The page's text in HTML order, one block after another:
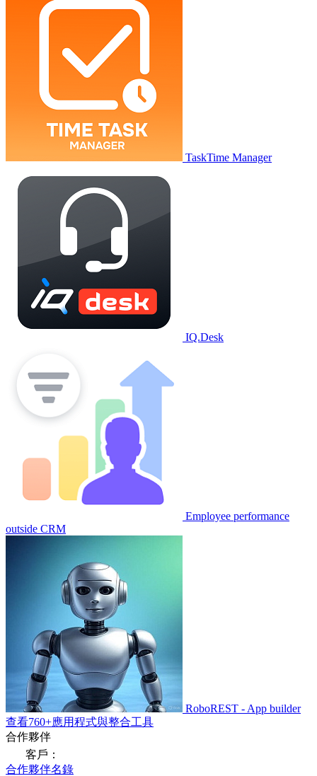
TaskTime Manager
IQ.Desk
Employee performance
outside CRM
RoboREST - App builder
查看760+應用程式與整合工具
合作夥伴
客戶：
合作夥伴名錄